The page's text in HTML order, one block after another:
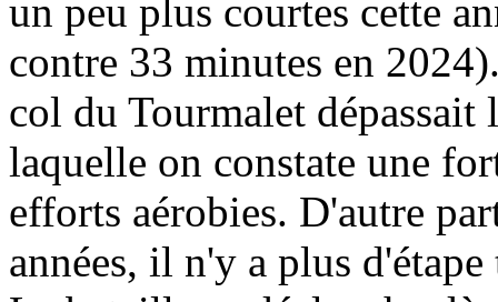
un peu plus courtes cette
contre 33 minutes en
col du Tourmalet
laquelle on constate une
efforts aérobies. D'autre
années, il n'y a plus